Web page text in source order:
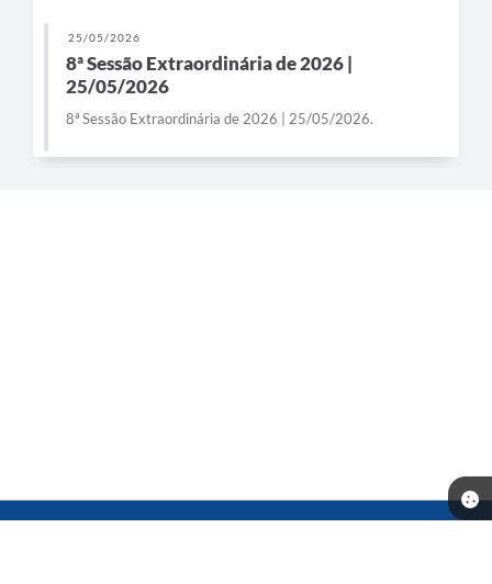
25/05/2026
8ª Sessão Extraordinária de 2026 |
25/05/2026
8ª Sessão Extraordinária de 2026 | 25/05/2026.